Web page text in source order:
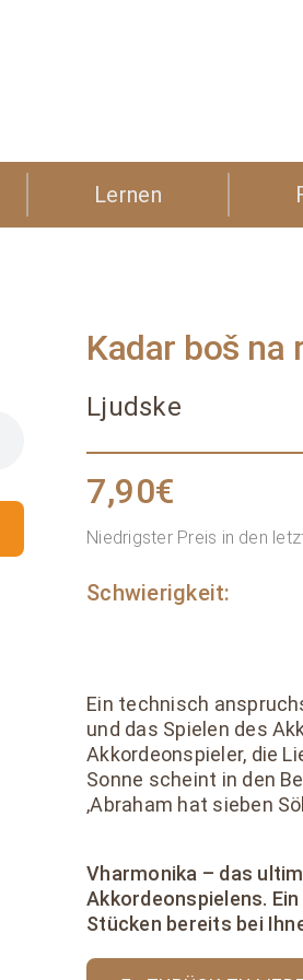
Lernen
Kadar boš na
Ljudske
7,90€
Niedrigster Preis in den
Schwierigkeit:
Ein technisch
und das Spielen des
Akkordeonspieler, die
Sonne scheint in den
‚Abraham hat sieben
Vharmonika – das
Akkordeonspielens.
Stücken bereits bei